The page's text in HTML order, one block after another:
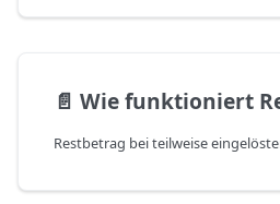
📄️ Wie funktioniert